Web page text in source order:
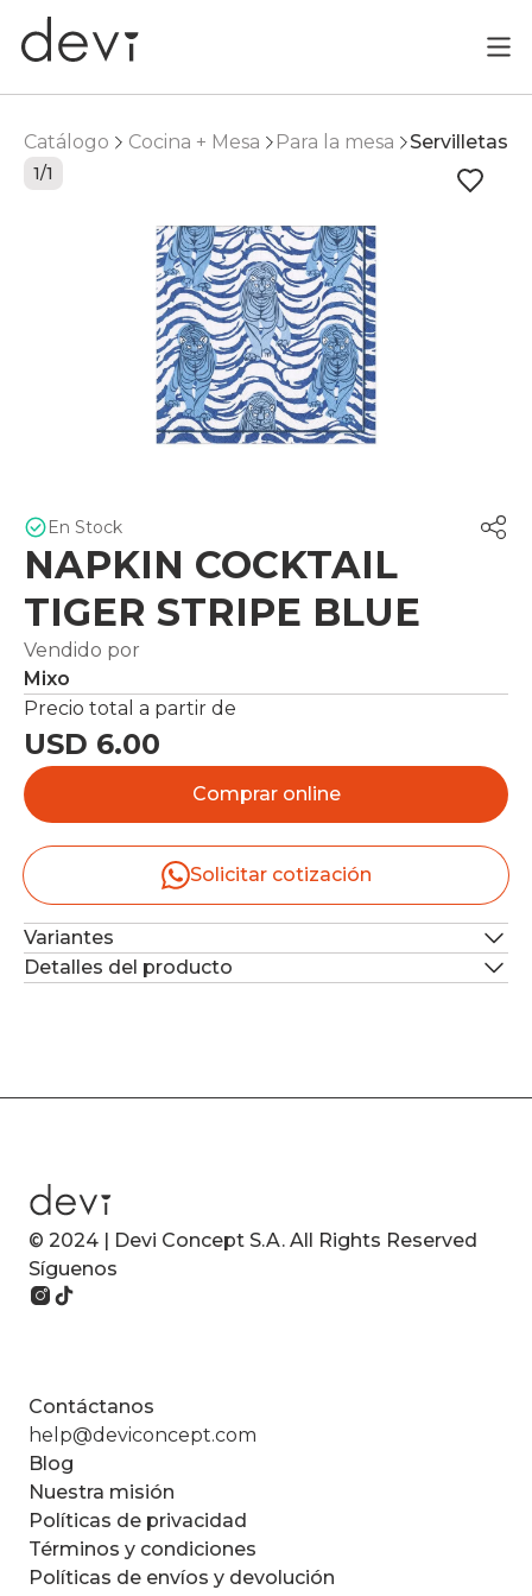
Catálogo Cocina + Mesa Para la mesa Servilletas
1/1
En Stock
NAPKIN COCKTAIL
TIGER STRIPE BLUE
Vendido por
Mixo
Precio total a partir de
USD 6.00
Comprar online
Solicitar cotización
Variantes
Detalles del producto
© 2024 | Devi Concept S.A. All Rights Reserved
Síguenos
Contáctanos
help@deviconcept.com
Blog
Nuestra misión
Políticas de privacidad
Términos y condiciones
Políticas de envíos y devolución